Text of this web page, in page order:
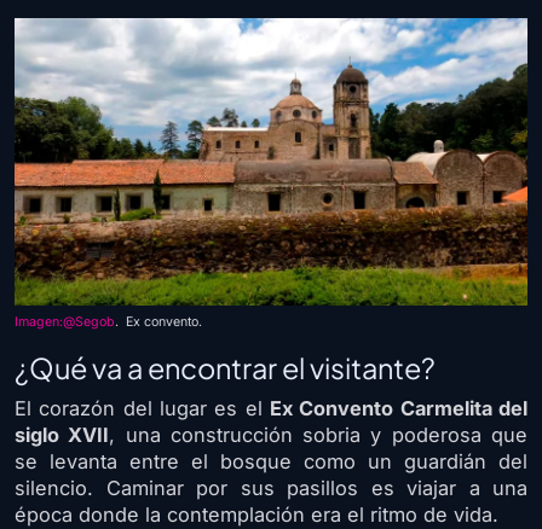
Imagen:@Segob. Ex convento.
¿Qué va a encontrar el visitante?
El corazón del lugar es el Ex Convento Carmelita del
siglo XVII, una construcción sobria y poderosa que
se levanta entre el bosque como un guardián del
silencio. Caminar por sus pasillos es viajar a una
época donde la contemplación era el ritmo de vida.